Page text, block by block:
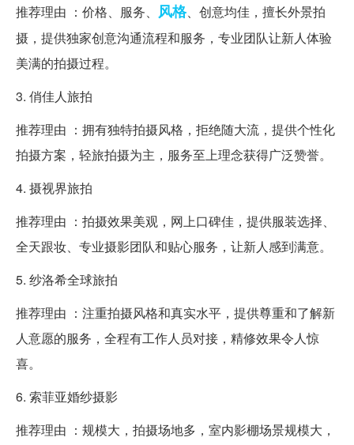
推荐理由 ：价格、服务、 风格、创意均佳，擅长外景拍
摄，提供独家创意沟通流程和服务，专业团队让新人体验
美满的拍摄过程。
3. 俏佳人旅拍
推荐理由 ：拥有独特拍摄风格，拒绝随大流，提供个性化
拍摄方案，轻旅拍摄为主，服务至上理念获得广泛赞誉。
4. 摄视界旅拍
推荐理由 ：拍摄效果美观，网上口碑佳，提供服装选择、
全天跟妆、专业摄影团队和贴心服务，让新人感到满意。
5. 纱洛希全球旅拍
推荐理由 ：注重拍摄风格和真实水平，提供尊重和了解新
人意愿的服务，全程有工作人员对接，精修效果令人惊
喜。
6. 索菲亚婚纱摄影
推荐理由 ：规模大，拍摄场地多，室内影棚场景规模大，